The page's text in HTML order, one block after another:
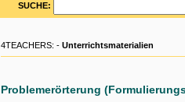
SUCHE:
4TEACHERS: - Unterrichtsmaterialien
Problemerörterung